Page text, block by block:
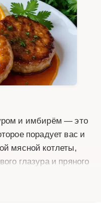
и имбирём — это
порадует вас и
мясной котлеты,
глазура и пряного
ужина или